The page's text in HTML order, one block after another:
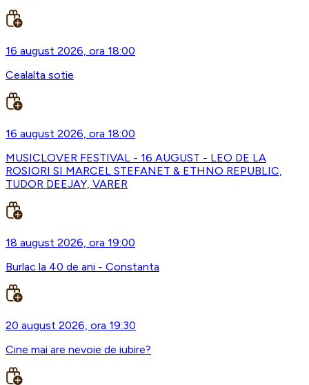
16 august 2026, ora 18:00
Cealalta sotie
16 august 2026, ora 18:00
MUSICLOVER FESTIVAL - 16 AUGUST - LEO DE LA
ROSIORI SI MARCEL STEFANET & ETHNO REPUBLIC,
TUDOR DEEJAY, VARER
18 august 2026, ora 19:00
Burlac la 40 de ani - Constanta
20 august 2026, ora 19:30
Cine mai are nevoie de iubire?